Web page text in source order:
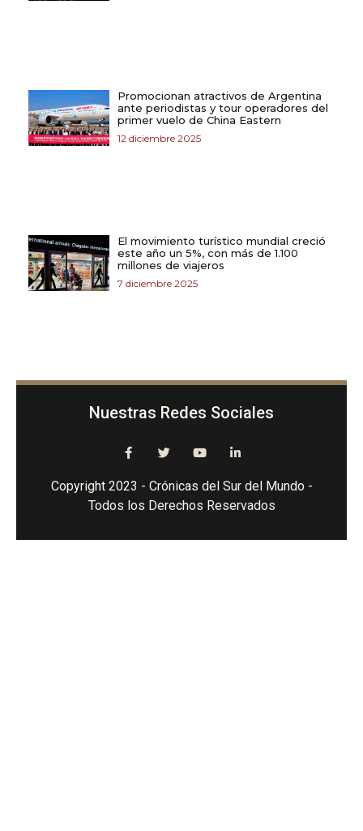
Promocionan atractivos de Argentina
ante periodistas y tour operadores del
primer vuelo de China Eastern
12 diciembre 2025
El movimiento turístico mundial creció
este año un 5%, con más de 1.100
millones de viajeros
7 diciembre 2025
Nuestras Redes Sociales
Copyright 2023 - Crónicas del Sur del Mundo -
Todos los Derechos Reservados